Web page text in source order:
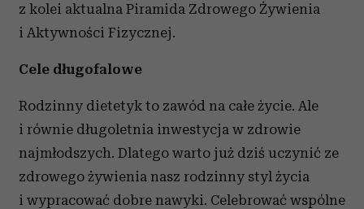
z kolei aktualna Piramida Zdrowego Żywienia
i Aktywności Fizycznej.
Cele długofalowe
Rodzinny dietetyk to zawód na całe życie. Ale
i równie długoletnia inwestycja w zdrowie
najmłodszych. Dlatego warto już dziś uczynić ze
zdrowego żywienia nasz rodzinny styl życia
i wypracować dobre nawyki. Celebrować wspólne